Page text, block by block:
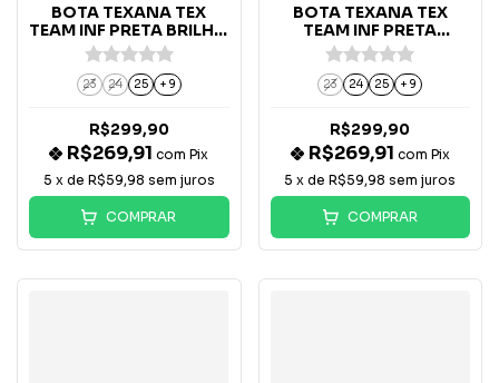
BOTA TEXANA TEX
TEAM INF PRETA BRILHO
- 4730/04
23 24 25 + 9
R$299,90
R$269,91com Pix
5 x de R$59,98 sem juros
COMPRAR
BOTA TEXANA TEX
TEAM INF PRETA
TURQUESA - 4625/058
23 24 25 + 9
R$299,90
R$269,91 com Pix
5 x deR$59,98 sem juros
COMPRAR